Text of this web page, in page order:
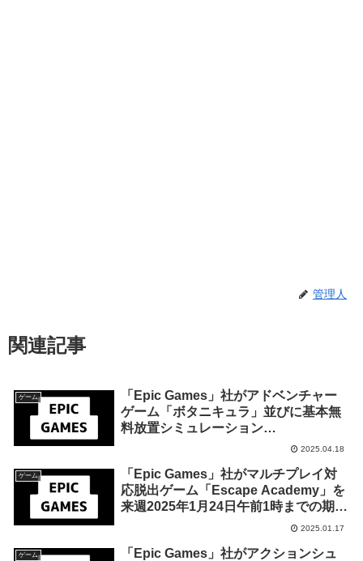
管理人
関連記事
ゲーム
「Epic Games」社がアドベンチャー
ゲーム「ボタニキュラ」並びに基本無
料放置シミュレーション
RPG「Firestone Online Idle RPG」の
限定で無料配布を開始！
2025.04.18
ゲーム
「Epic Games」社がマルチプレイ対
応脱出ゲーム「Escape Academy」を
来週2025年1月24日午前1時までの期間
2025.01.17
ゲーム
「Epic Games」社がアクションシュ